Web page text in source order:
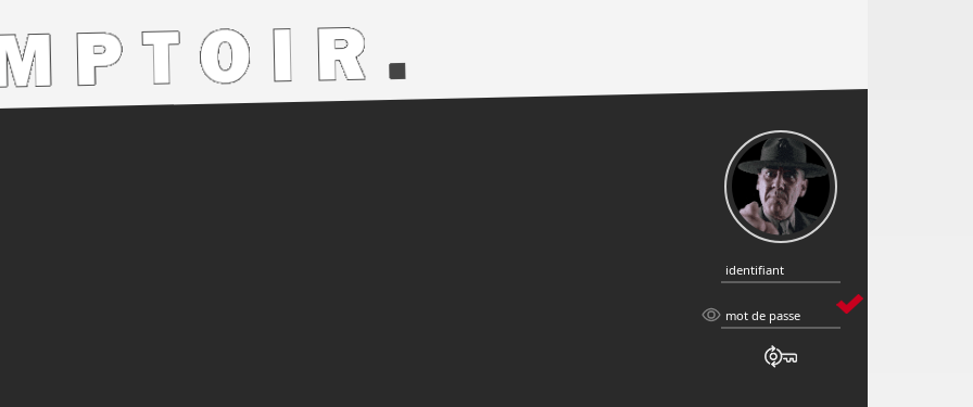
identifiant
identifiant
mot
mot de passe